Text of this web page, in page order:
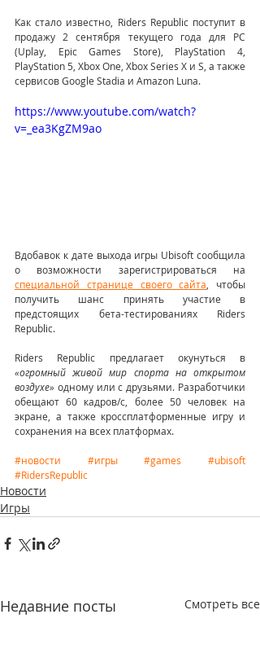
Как стало известно, Riders Republic поступит в
продажу 2 сентября текущего года для PC
(Uplay, Epic Games Store), PlayStation 4,
PlayStation 5, Xbox One, Xbox Series X и S, а также
сервисов Google Stadia и Amazon Luna.
https://www.youtube.com/watch?
v=_ea3KgZM9ao
Вдобавок к дате выхода игры Ubisoft сообщила
специальной странице своего сайта , чтобы
получить шанс принять участие в
предстоящих бета-тестированиях Riders
Republic.
Riders Republic предлагает окунуться в
«огромный живой мир спорта на открытом
воздухе» одному или с друзьями. Разработчики
обещают 60 кадров/с, более 50 человек на
экране, а также кроссплатформенные игру и
сохранения на всех платформах.
#новости #игры #games
#ubisoft
#RidersRepublic
Новости
Игры
Недавние посты Смотреть все